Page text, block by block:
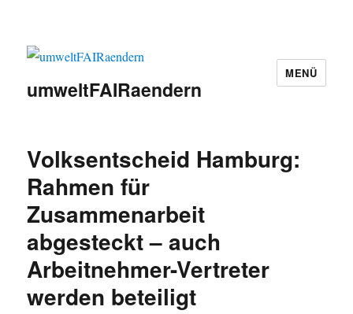
umweltFAIRaendern
MENÜ
Volksentscheid Hamburg:
Rahmen für
Zusammenarbeit
abgesteckt – auch
Arbeitnehmer-Vertreter
werden beteiligt